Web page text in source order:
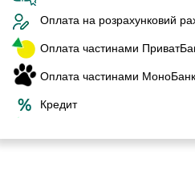
Оплата на розрахунковий
Оплата частинами
Оплата частинами МоноБанк
Кредит